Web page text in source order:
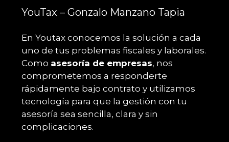
YouTax – Gonzalo Manzano Tapia
En Youtax conocemos la solución a cada
uno de tus problemas fiscales y laborales.
Como asesoría de empresas, nos
comprometemos a responderte
rápidamente bajo contrato y utilizamos
tecnología para que la gestión con tu
asesoría sea sencilla, clara y sin
complicaciones.